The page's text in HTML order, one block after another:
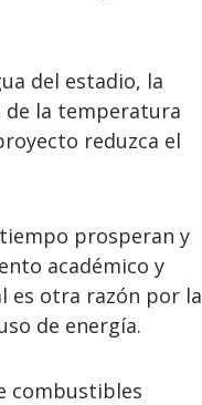
del estadio, la
de la temperatura
reduzca el
prosperan y
académico y
es otra razón por la
de energía.
combustibles